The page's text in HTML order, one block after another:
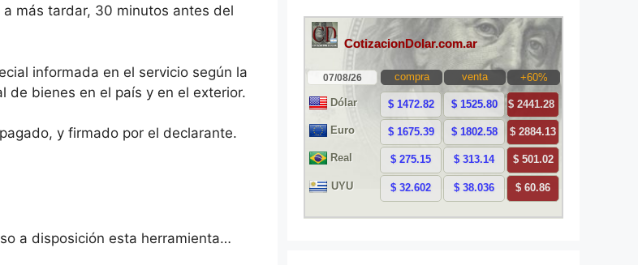
más tardar, 30 minutos antes del
informada en el servicio según la
de bienes en el país y en el exterior.
y firmado por el declarante.
a disposición esta herramienta…